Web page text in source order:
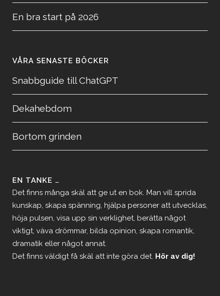
En bra start på 2026
VÅRA SENASTE BÖCKER
Snabbguide till ChatGPT
Dekahebdom
Bortom grinden
EN TANKE …
Det finns många skäl att ge ut en bok. Man vill sprida
kunskap, skapa spänning, hjälpa personer att utvecklas,
höja pulsen, visa upp sin verklighet, berätta något
viktigt, väva drömmar, bilda opinion, skapa romantik,
dramatik eller något annat.
Det finns väldigt få skäl att inte göra det. Hör av dig!